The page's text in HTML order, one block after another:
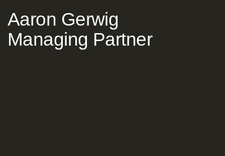
Aaron Gerwig
Managing Partner